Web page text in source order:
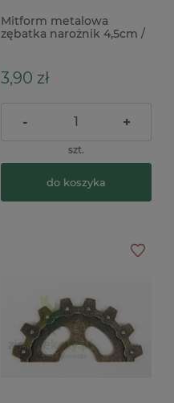
Mitform metalowa
zębatka narożnik 4,5cm /
3,90 zł
- +
szt.
do koszyka